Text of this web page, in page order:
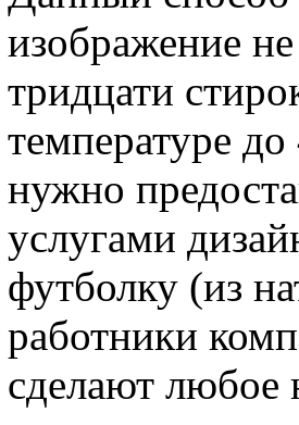
изображение
тридцати
температуре
нужно
услугами
футболку (из
работники
сделают любое